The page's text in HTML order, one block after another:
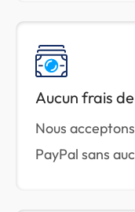
Aucun frais
Nous
PayPal sans